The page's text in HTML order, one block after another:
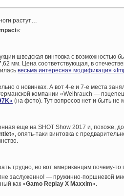
растут…
«:
шведская винтовка с возможностью
мм. Цена соответствующая, в
весьма интересная модификация
о новинках. А вот 4-е и 7-е места
компании «Weihrauch —
« (на фото). Тут вопросов нет и быть
еще на SHOT Show 2017 и, похоже,
«, опять-таки винтовка с
трудно, но вот американцам почему-то
заслуженно! — пружинно-поршневой
как «Gamo Replay X Maxxim«.